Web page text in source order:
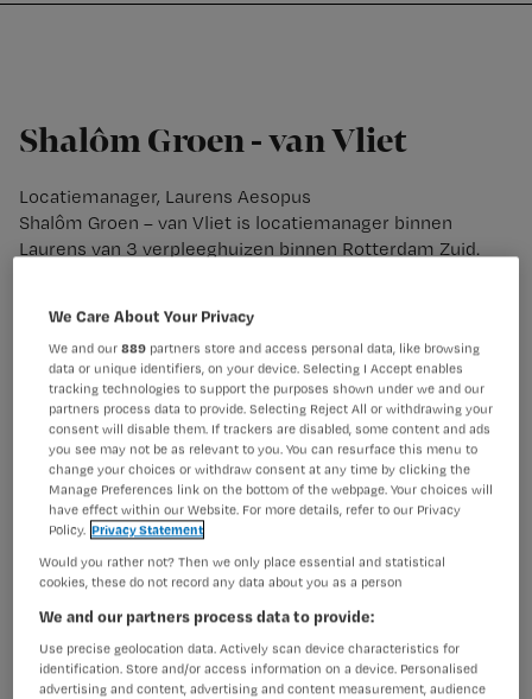
Nursing
Shalôm Groen - van Vliet
Locatiemanager, Laurens Aesopus
Shalôm Groen – van Vliet is locatiemanager binnen
Laurens van 3 verpleeghuizen binnen Rotterdam Zuid.
gerontopsychiatrie +. Daarnaast is zij bestuurslid binnen
de VVGP (Vereniging gerontopsychiatrie) en mag zij op
bestuurlijk niveau haar steentje bijdragen aan de
zichtbaarheid en (h)erkenning van deze doelgroep.
Kennis geeft ons inzicht, inzicht geeft inspiratie.
Inspiratie daagt uit tot actie.
We Care About Your Privacy
We and our889 partners store and access personal data, like browsing
data or unique identifiers, on your device. Selecting I Accept enables
tracking technologies to support the purposes shown under we and our
partners process data to provide. Selecting Reject All or withdrawing your
consent will disable them. If trackers are disabled, some content and ads
you see may not be as relevant to you. You can resurface this menu to
change your choices or withdraw consent at any time by clicking the
Manage Preferences link on the bottom of the webpage. Your choices will
have effect within our Website. For more details, refer to our Privacy
Policy. Privacy Statement
Would you rather not? Then we only place essential and statistical
cookies, these do not record any data about you as a person
We and our partners process data to provide:
Use precise geolocation data. Actively scan device characteristics for
identification. Store and/or access information on a device. Personalised
advertising and content, advertising and content measurement, audience